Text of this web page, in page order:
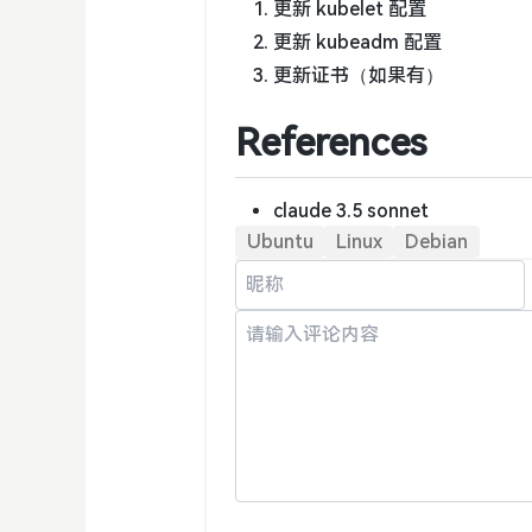
更新 kubelet 配置
更新 kubeadm 配置
更新证书（如果有）
References
claude 3.5 sonnet
Ubuntu
Linux Debian